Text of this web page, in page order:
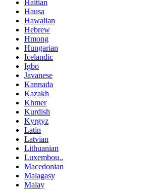
Haitian
Hausa
Hawaiian
Hebrew
Hmong
Hungarian
Icelandic
Igbo
Javanese
Kannada
Kazakh
Khmer
Kurdish
Kyrgyz
Latin
Latvian
Lithuanian
Luxembou..
Macedonian
Malagasy
Malay